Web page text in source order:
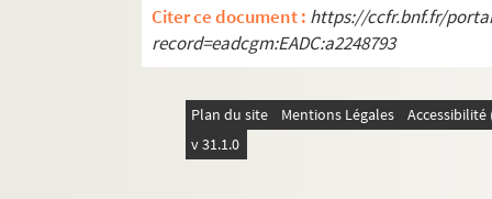
Artistes. JUVA, Antonin Juritzky dit
Artistes. JY-VAN, Cheyne
L
M
Citer ce document : https://ccfr.bnf.fr/
record=eadcgm:EADC:a2248793
Plan du site Mentions Légales
v 31.1.0